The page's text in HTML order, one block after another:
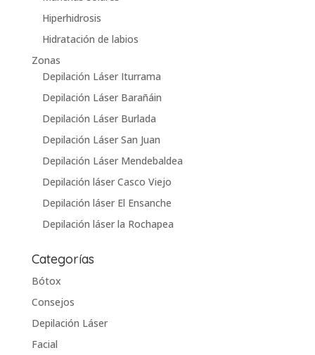
Hiperhidrosis
Hidratación de labios
Zonas
Depilación Láser Iturrama
Depilación Láser Barañáin
Depilación Láser Burlada
Depilación Láser San Juan
Depilación Láser Mendebaldea
Depilación láser Casco Viejo
Depilación láser El Ensanche
Depilación láser la Rochapea
Categorías
Bótox
Consejos
Depilación Láser
Facial